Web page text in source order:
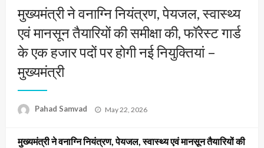
मुख्यमंत्री ने वनाग्नि नियंत्रण, पेयजल, स्वास्थ्य
एवं मानसून तैयारियों की समीक्षा की, फॉरेस्ट गार्ड
के एक हजार पदों पर होगी नई नियुक्तियां –
मुख्यमंत्री
Pahad Samvad
Posted
May 22, 2026
मुख्यमंत्री ने वनाग्नि नियंत्रण, पेयजल, स्वास्थ्य एवं मानसून तैयारियों की